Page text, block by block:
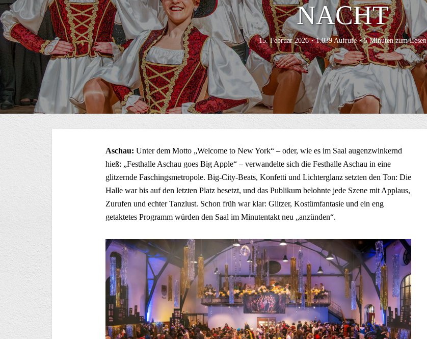
NACHT
15. Februar 2026 1.039 Aufrufe 5 Minuten zum Lesen
Aschau: Unter dem Motto „Welcome to New York“ – oder, wie es im Saal augenzwinkernd
hieß: „Festhalle Aschau goes Big Apple“ – verwandelte sich die Festhalle Aschau in eine
glitzernde Faschingsmetropole. Big-City-Beats, Konfetti und Lichterglanz setzten den Ton: Die
Halle war bis auf den letzten Platz besetzt, und das Publikum belohnte jede Szene mit Applaus,
Zurufen und echter Tanzlust. Schon früh war klar: Glitzer, Kostümfantasie und ein eng
getaktetes Programm würden den Saal im Minutentakt neu „anzünden“.